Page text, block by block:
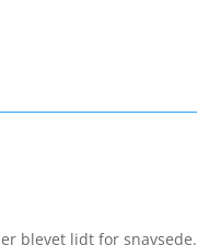
blevet lidt for snavsede.